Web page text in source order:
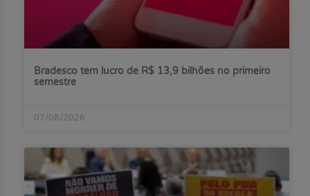
Bradesco tem lucro de R$ 13,9 bilhões no primeiro
semestre
07/08/2026